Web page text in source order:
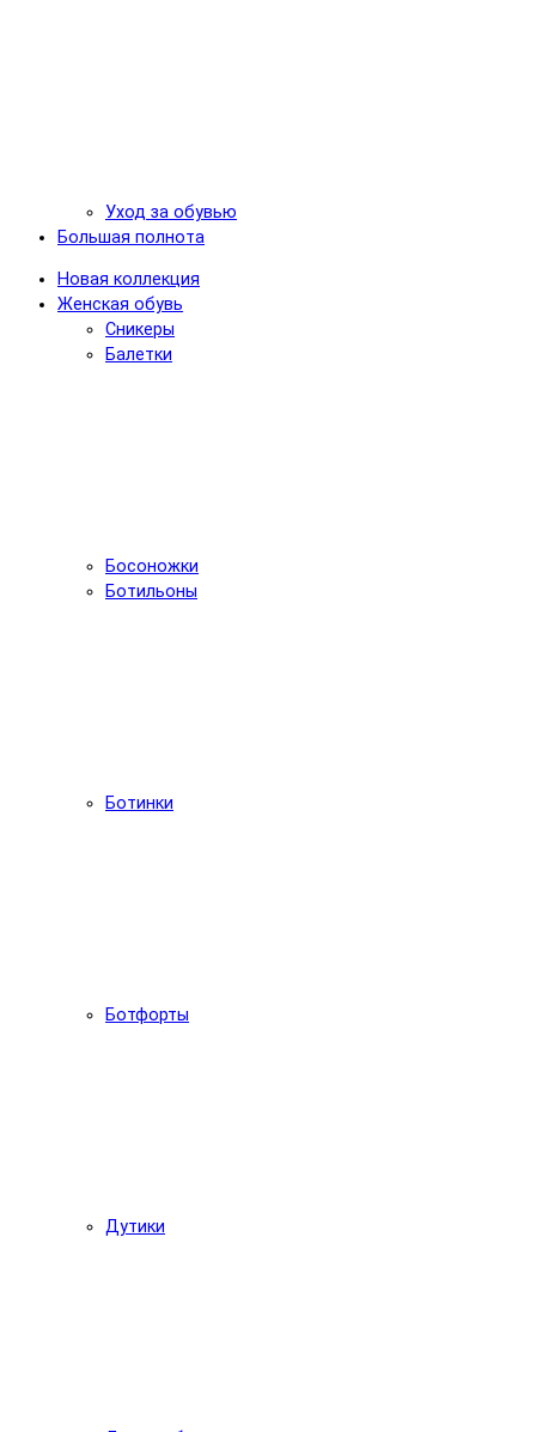
Уход за обувью
Большая полнота
Новая коллекция
Женская обувь
Сникеры
Балетки
Босоножки
Ботильоны
Ботинки
Ботфорты
Дутики